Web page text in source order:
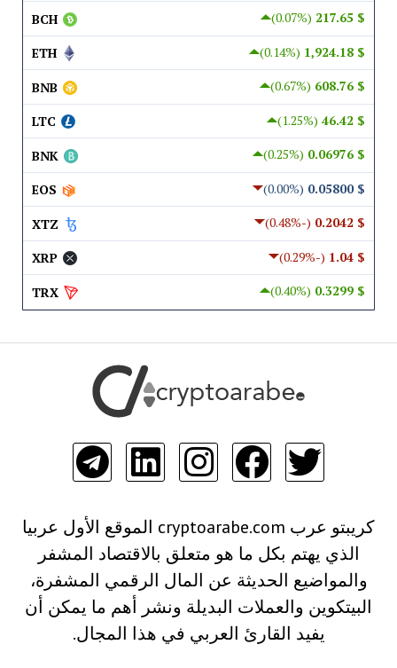
$ 217.65
(0.07%)
BCH
$ 1,924.18
(0.14%)
ETH
$ 608.76
(0.67%)
BNB
$ 46.42
(1.25%)
LTC
$ 0.06976
(0.25%)
BNK
$ 0.05800
(0.00%)
EOS
$ 0.2042
(-0.48%)
XTZ
$ 1.04
(-0.29%)
XRP
$ 0.3299
(0.40%)
TRX
كريبتو عرب cryptoarabe.com الموقع الأول عربيا
الذي يهتم بكل ما هو متعلق بالاقتصاد المشفر
والمواضيع الحديثة عن المال الرقمي المشفرة،
البيتكوين والعملات البديلة ونشر أهم ما يمكن أن
يفيد القارئ العربي في هذا المجال.